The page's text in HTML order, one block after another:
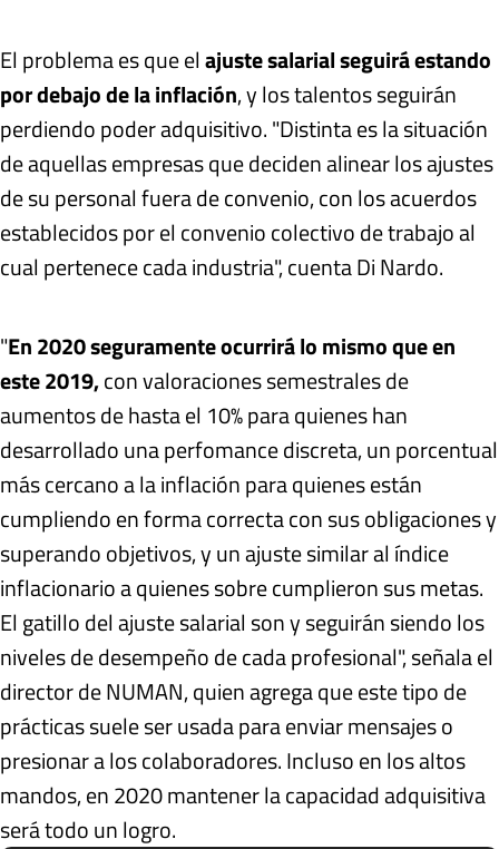
El problema es que elajuste salarial seguirá estando
por debajo de la inflación, y los talentos seguirán
perdiendo poder adquisitivo. "Distinta es la situación
de aquellas empresas que deciden alinear los ajustes
de su personal fuera de convenio, con los acuerdos
establecidos por el convenio colectivo de trabajo al
cual pertenece cada industria", cuenta Di Nardo.
"En 2020 seguramente ocurrirá lo mismo que en
este 2019,con valoraciones semestrales de
aumentos de hasta el 10% para quienes han
desarrollado una perfomance discreta, un porcentual
más cercano a la inflación para quienes están
cumpliendo en forma correcta con sus obligaciones y
superando objetivos, y un ajuste similar al índice
inflacionario a quienes sobre cumplieron sus metas.
El gatillo del ajuste salarial son y seguirán siendo los
niveles de desempeño de cada profesional", señala el
director de NUMAN, quien agrega que este tipo de
prácticas suele ser usada para enviar mensajes o
presionar a los colaboradores. Incluso en los altos
mandos, en 2020 mantener la capacidad adquisitiva
será todo un logro.